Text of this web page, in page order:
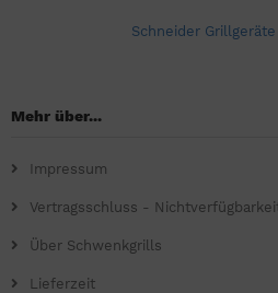
Schneider
Mehr über...
Impressum
Vertragsschluss -
Über Schwenkgrills
Lieferzeit